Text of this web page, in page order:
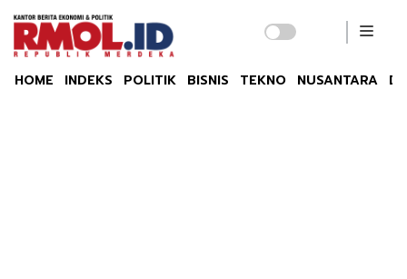
HOME INDEKS POLITIK BISNIS TEKNO NUSANTARA